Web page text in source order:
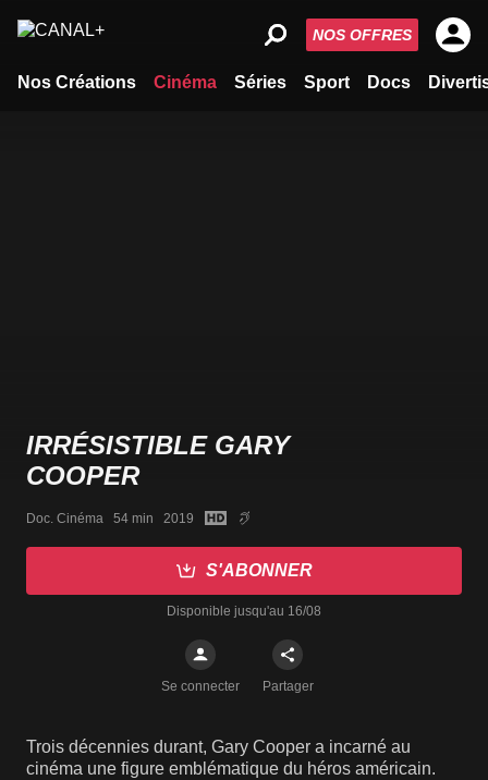
Nos Créations Cinéma Séries Sport Docs
NOS OFFRES
IRRÉSISTIBLE GARY
COOPER
Doc. Cinéma   54 min   2019
S'ABONNER
Disponible jusqu'au 16/08
Se connecter Partager
Trois décennies durant, Gary Cooper a incarné au
cinéma une figure emblématique du héros américain.